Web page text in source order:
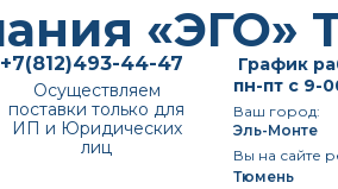
График
пн-пт с 9-
Ваш город:
Эль-Монте
Вы на сайте
Тюмень
+7(812)493-44-47
Осуществляем
поставки только для
ИП и Юридических
лиц